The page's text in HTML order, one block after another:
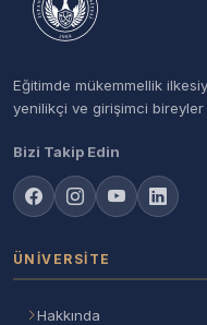
Eğitimde mükemmellik
yenilikçi ve girişimci
Bizi Takip Edin
ÜNIVERSITE
Hakkında